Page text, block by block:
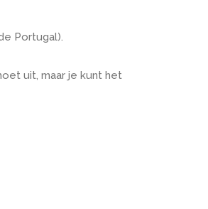
Portugal).
uit, maar je kunt het